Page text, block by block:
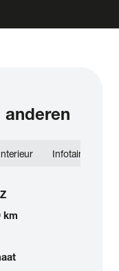
anderen
Infotainment
km